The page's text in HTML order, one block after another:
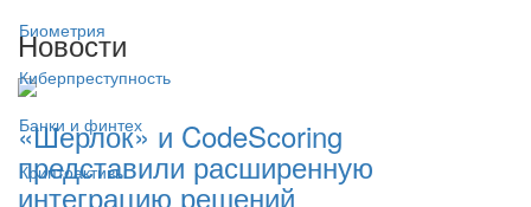
Биометрия
Киберпреступность
Банки и финтех
Криптоактивы
Новости
«Шерлок» и CodeScoring
представили расширенную
интеграцию решений